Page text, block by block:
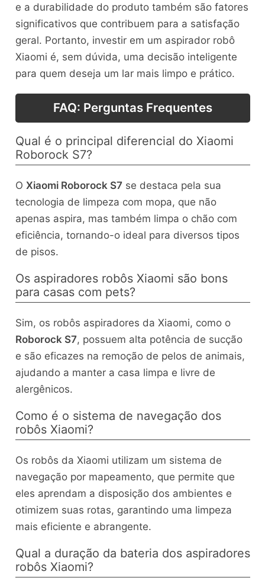
e a durabilidade do produto também são fatores
significativos que contribuem para a satisfação
geral. Portanto, investir em um aspirador robô
Xiaomi é, sem dúvida, uma decisão inteligente
para quem deseja um lar mais limpo e prático.
FAQ: Perguntas Frequentes
Qual é o principal diferencial do Xiaomi
Roborock S7?
O Xiaomi Roborock S7 se destaca pela sua
tecnologia de limpeza com mopa, que não
apenas aspira, mas também limpa o chão com
eficiência, tornando-o ideal para diversos tipos
de pisos.
Os aspiradores robôs Xiaomi são bons
para casas com pets?
Sim, os robôs aspiradores da Xiaomi, como o
Roborock S7, possuem alta potência de sucção
e são eficazes na remoção de pelos de animais,
ajudando a manter a casa limpa e livre de
alergênicos.
Como é o sistema de navegação dos
robôs Xiaomi?
Os robôs da Xiaomi utilizam um sistema de
navegação por mapeamento, que permite que
eles aprendam a disposição dos ambientes e
otimizem suas rotas, garantindo uma limpeza
mais eficiente e abrangente.
Qual a duração da bateria dos aspiradores
robôs Xiaomi?